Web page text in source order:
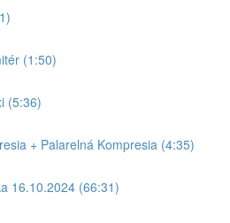
(1:50)
(5:36)
+ Palarelná Kompresia (4:35)
16.10.2024 (66:31)